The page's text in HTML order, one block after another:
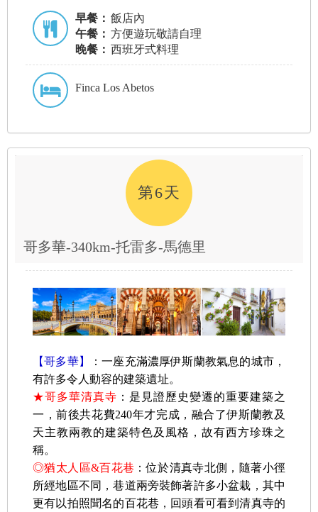
早餐： 飯店內
午餐： 方便遊玩敬請自理
晚餐： 西班牙式料理
Finca Los Abetos
第6天
哥多華-340km-托雷多-馬德里
【哥多華】
：一座充滿濃厚伊斯蘭教氣息的城市，
有許多令人動容的建築遺址。
★哥多華清真寺 ：是見證歷史變遷的重要建築之
一，前後共花費240年才完成，融合了伊斯蘭教及
天主教兩教的建築特色及風格，故有西方珍珠之
稱。
◎猶太人區&百花巷 ：位於清真寺北側，隨著小徑
所經地區不同，巷道兩旁裝飾著許多小盆栽，其中
更有以拍照聞名的百花巷，回頭看可看到清真寺的